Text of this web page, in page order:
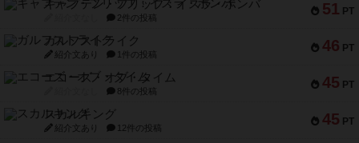
51 PT
キャプテン・フリップ：イスラ・ボンバ
2件の投稿
46 PT
ガルフストライク
紹介文あり 1件の投稿
45 PT
エコーズ・オブ・タイム
8件の投稿
45 PT
スカルキング
紹介文あり 12件の投稿